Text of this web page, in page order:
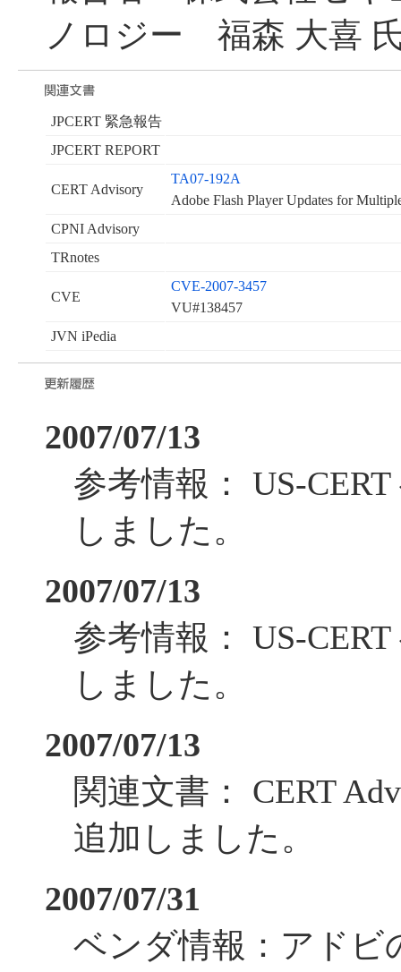
ノロジー 福森 大喜
JPCERT 緊急報告
JPCERT REPORT
CERT Advisory
TA07-192A
Adobe Flash Player Updates for
CPNI Advisory
TRnotes
CVE
CVE-2007-3457
VU#138457
JVN iPedia
2007/07/13
参考情報： US-
しました。
2007/07/13
参考情報： US-
しました。
2007/07/13
関連文書： CERT
追加しました。
2007/07/31
ベンダ情報：アドビ